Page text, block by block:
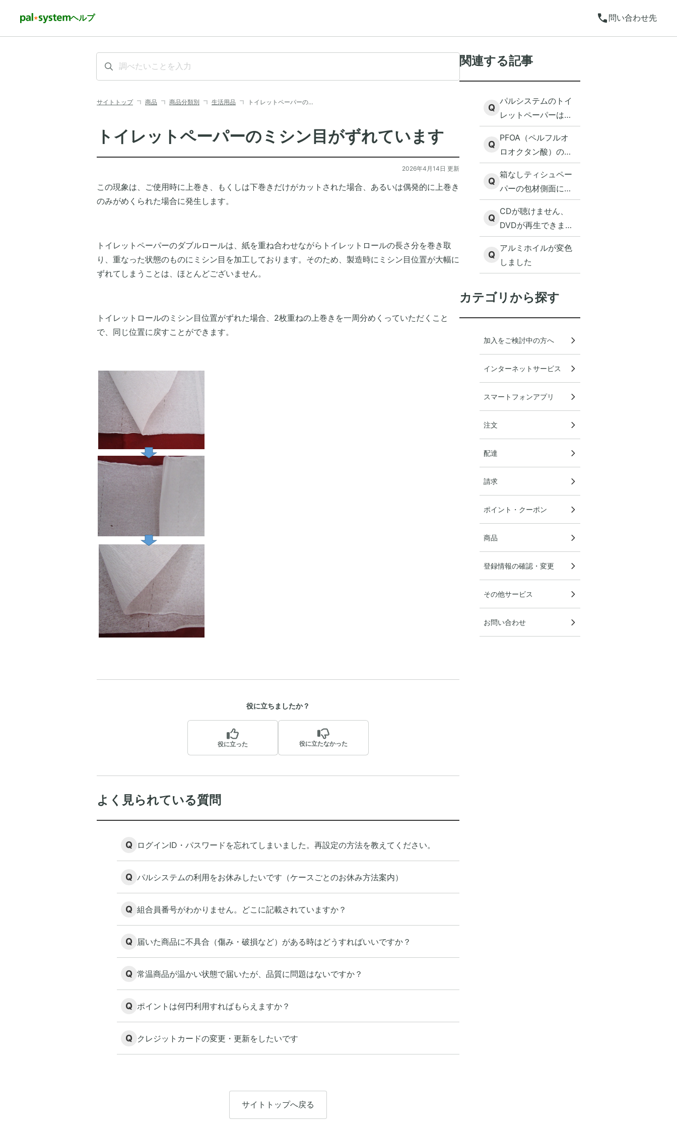
ヘルプ call 問い合わせ先
サイトトップ 商品 商品分類別 生活用品 トイレットペーパーの…
トイレットペーパーのミシン目がずれています
2026年4月14日 更新
この現象は、ご使用時に上巻き、もくしは下巻きだけがカットされた場合、あるいは偶発的に上巻き
のみがめくられた場合に発生します。
トイレットペーパーのダブルロールは、紙を重ね合わせながらトイレットロールの長さ分を巻き取
り、重なった状態のものにミシン目を加工しております。そのため、製造時にミシン目位置が大幅に
ずれてしまうことは、ほとんどございません。
トイレットロールのミシン目位置がずれた場合、2枚重ねの上巻きを一周分めくっていただくこと
で、同じ位置に戻すことができます。
役に立ちましたか？
役に立った 役に立たなかった
よく見られている質問
Q ログインID・パスワードを忘れてしまいました。再設定の方法を教えてください。
Q パルシステムの利用をお休みしたいです（ケースごとのお休み方法案内）
Q 組合員番号がわかりません。どこに記載されていますか？
Q 届いた商品に不具合（傷み・破損など）がある時はどうすればいいですか？
Q 常温商品が温かい状態で届いたが、品質に問題はないですか？
Q ポイントは何円利用すればもらえますか？
Q クレジットカードの変更・更新をしたいです
サイトトップへ戻る
関連する記事
Q
パルシステムのトイ
レットペーパーは漂
白されているのか教
えて下さい。
Q
PFOA（ペルフルオ
ロオクタン酸）の使
用されたフライパン
の取り扱いはありま
すか？
Q
箱なしティシュペー
パーの包材側面に小
さな穴が開いていま
すが、何のために開
いているのですか。
Q
CDが聴けません、
DVDが再生できませ
ん
Q
アルミホイルが変色
しました
カテゴリから探す
加入をご検討中の方へ
インターネットサービス
スマートフォンアプリ
注文
配達
請求
ポイント・クーポン
商品
登録情報の確認・変更
その他サービス
お問い合わせ